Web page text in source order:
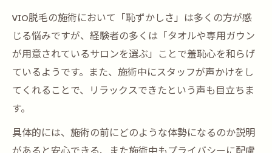
VIO脱毛の施術において「恥ずかしさ」は多くの方が感
じる悩みですが、経験者の多くは「タオルや専用ガウン
が用意されているサロンを選ぶ」ことで羞恥心を和らげ
ているようです。また、施術中にスタッフが声かけをし
てくれることで、リラックスできたという声も目立ちま
す。
具体的には、施術の前にどのような体勢になるのか説明